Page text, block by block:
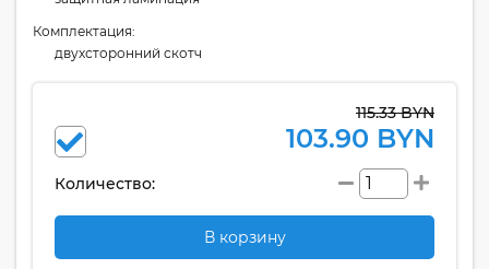
Комплектация:
двухсторонний скотч
115.33 BYN
103.90 BYN
Количество:
В корзину